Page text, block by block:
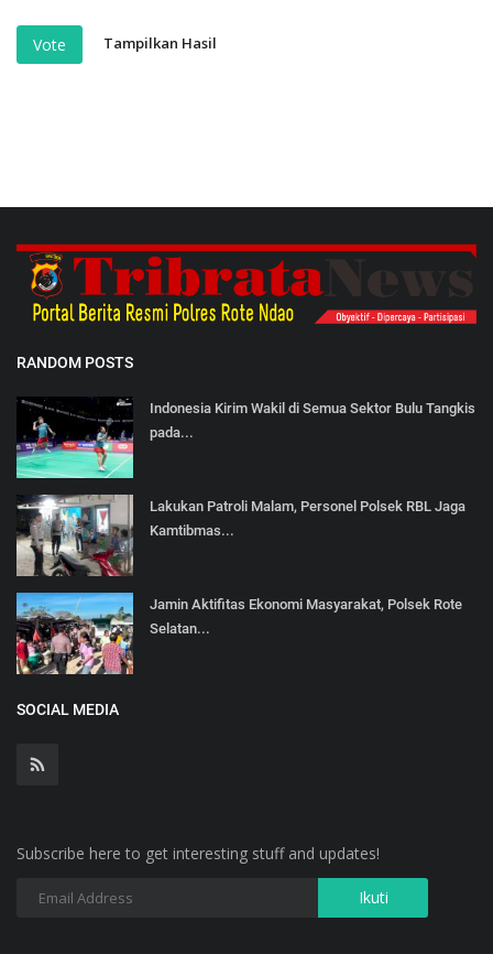
Vote Tampilkan Hasil
RANDOM POSTS
Indonesia Kirim Wakil di Semua Sektor Bulu Tangkis
pada...
Lakukan Patroli Malam, Personel Polsek RBL Jaga
Kamtibmas...
Jamin Aktifitas Ekonomi Masyarakat, Polsek Rote
Selatan...
SOCIAL MEDIA
Subscribe here to get interesting stuff and updates!